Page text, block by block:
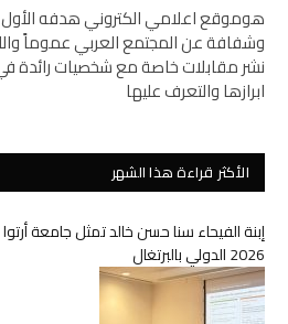
هوموقع اعلامي الكتروني هدفه
وشفافة عن المجتمع العربي عموماً
نشر مقابلات خاصة مع شخصيات رائدة
ابرازها والتعرف عليها
الأكثر قراءة هذا الشهر
2026 الدولي بالبرتغال